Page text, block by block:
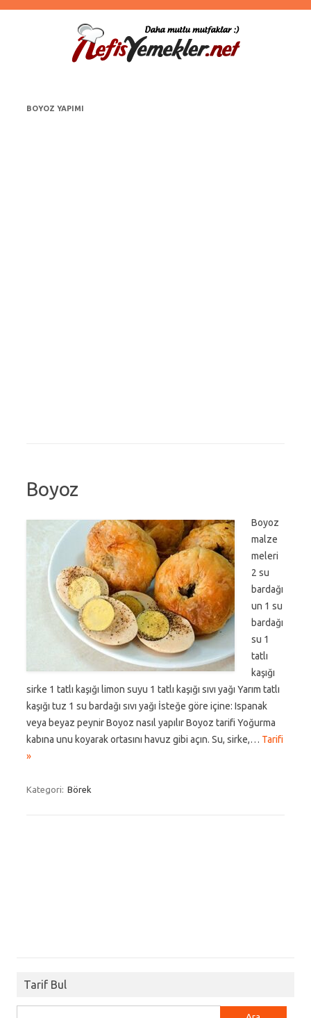
BOYOZ YAPIMI
Boyoz
Boyoz
malze
meleri
2 su
bardağı
un 1 su
bardağı
su 1
tatlı
kaşığı
sirke 1 tatlı kaşığı limon suyu 1 tatlı kaşığı sıvı yağı Yarım tatlı
kaşığı tuz 1 su bardağı sıvı yağı İsteğe göre içine: Ispanak
veya beyaz peynir Boyoz nasıl yapılır Boyoz tarifi Yoğurma
kabına unu koyarak ortasını havuz gibi açın. Su, sirke,… Tarifi
»
Kategori: Börek
Tarif Bul